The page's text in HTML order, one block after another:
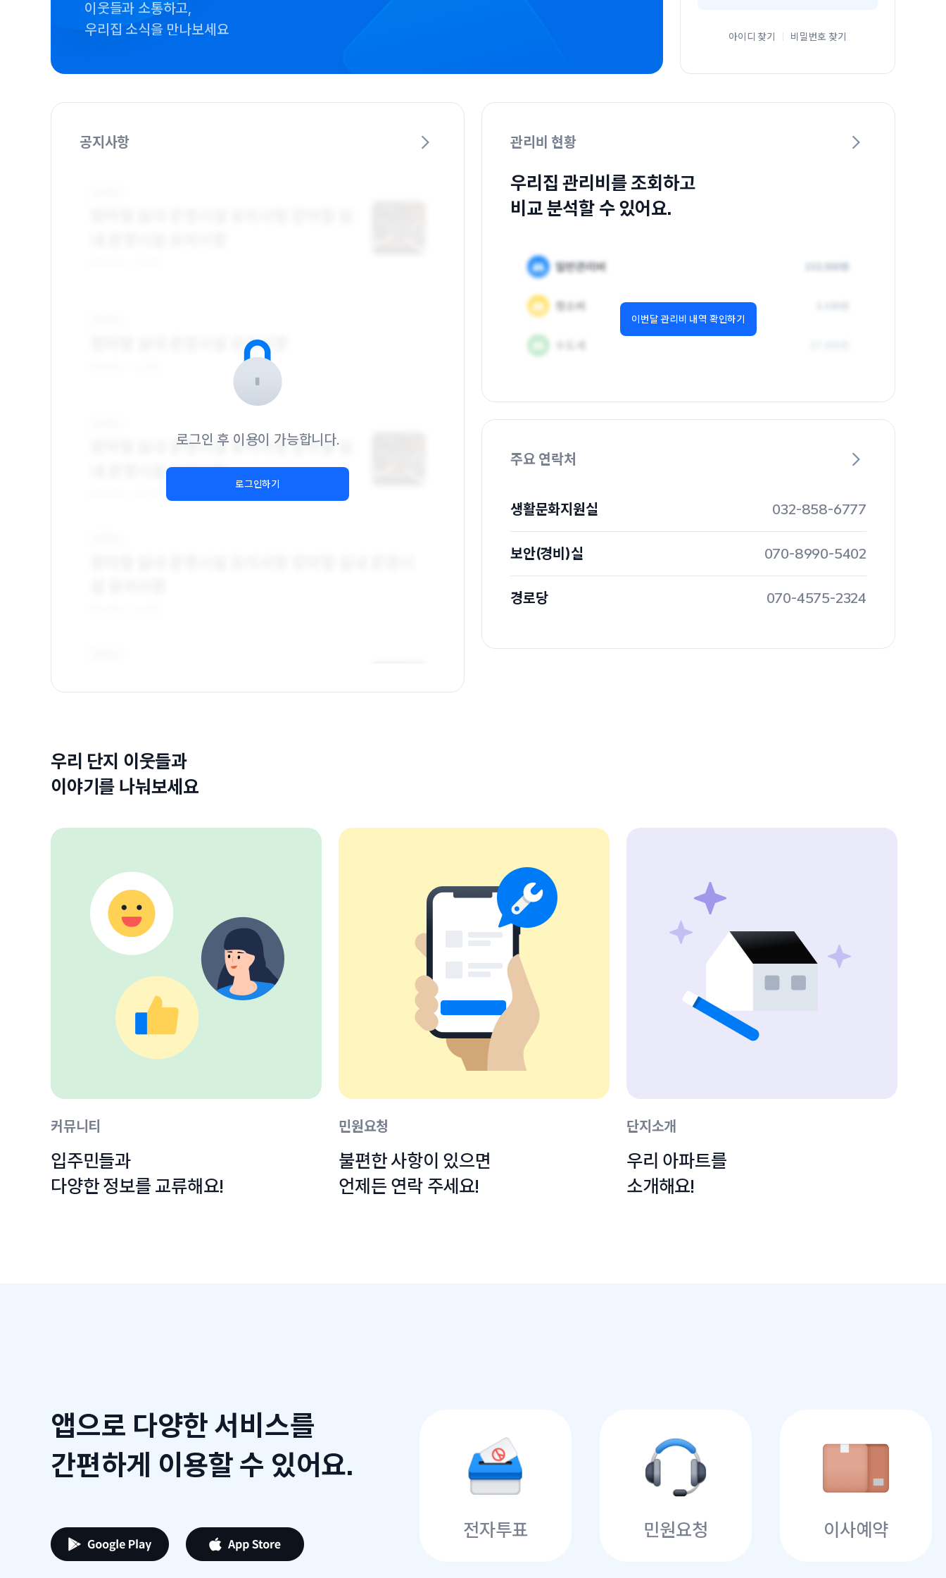
이웃들과 소통하고,
우리집 소식을 만나보세요
아이디 찾기 비밀번호 찾기
공지사항
로그인 후 이용이 가능합니다.
로그인하기
관리비 현황
우리집 관리비를 조회하고
비교 분석할 수 있어요.
이번달 관리비 내역 확인하기
주요 연락처
생활문화지원실 032-858-6777
보안(경비)실 070-8990-5402
경로당 070-4575-2324
우리 단지 이웃들과
이야기를 나눠보세요
커뮤니티
입주민들과
다양한 정보를 교류해요!
민원요청
불편한 사항이 있으면
언제든 연락 주세요!
단지소개
우리 아파트를
소개해요!
앱으로 다양한 서비스를
간편하게 이용할 수 있어요.
전자투표 민원요청 이사예약